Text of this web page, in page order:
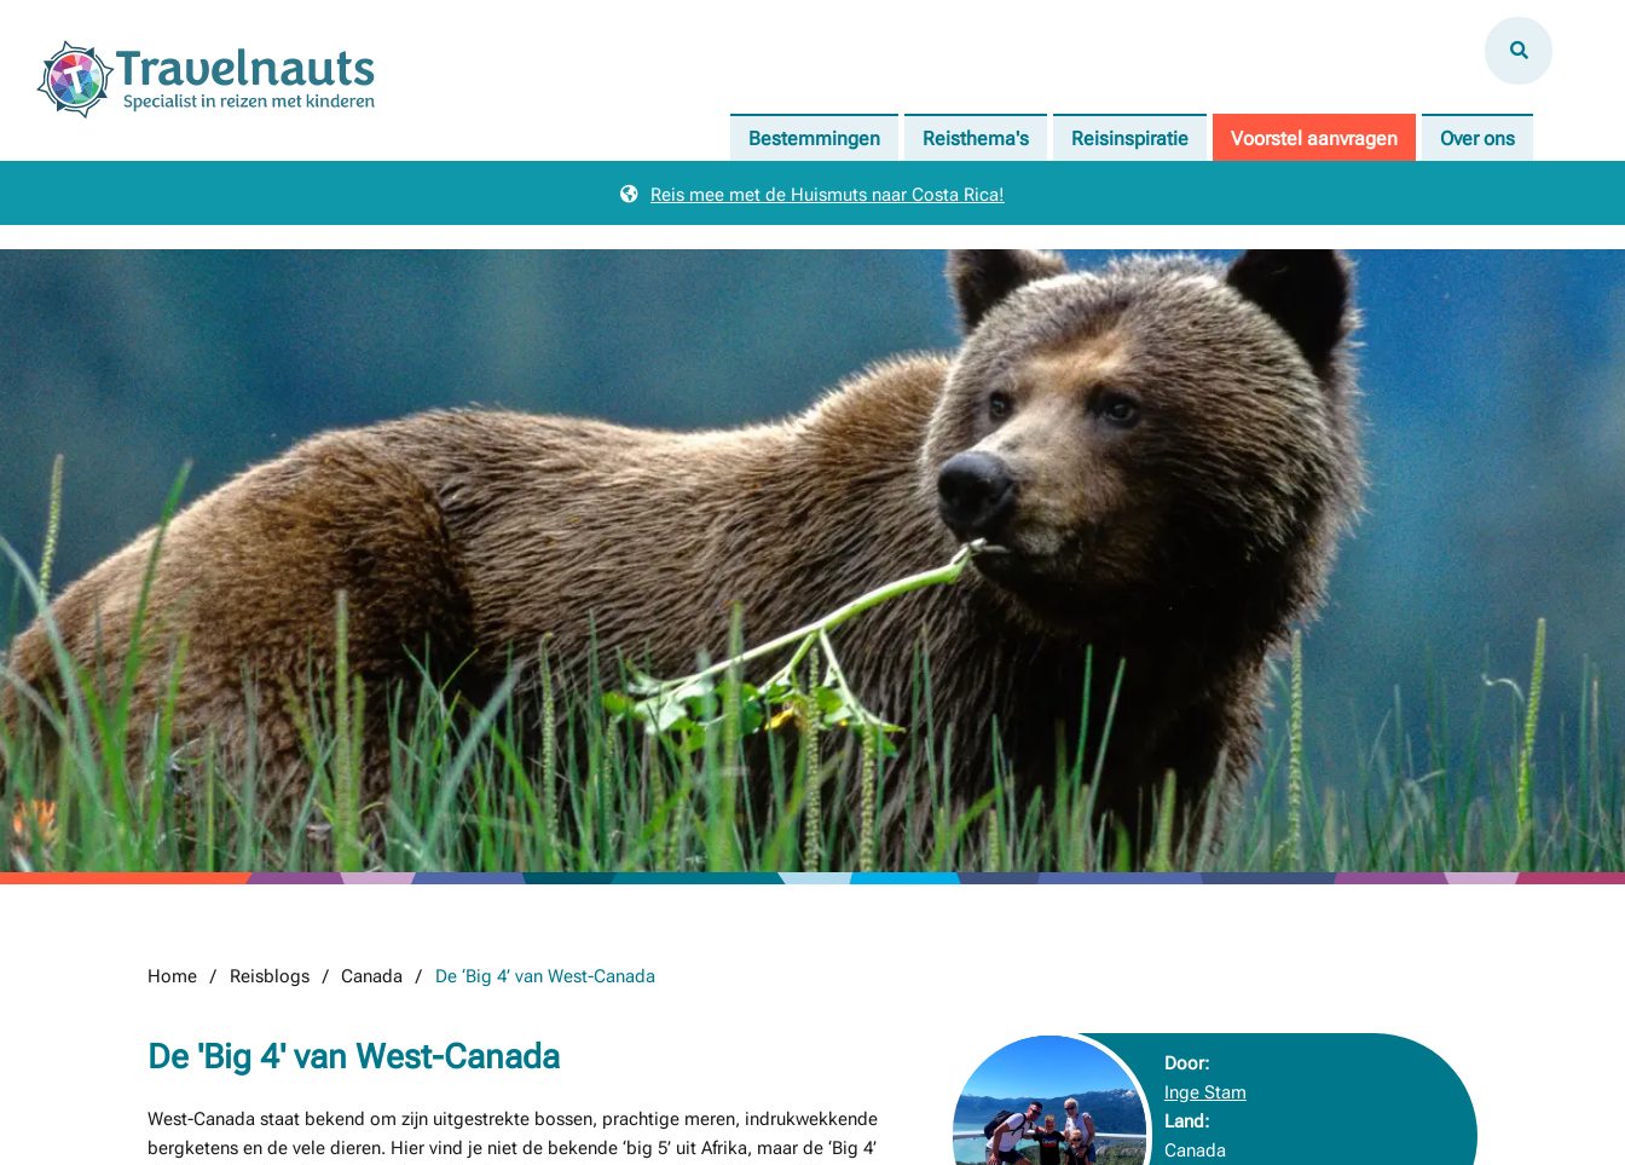
Bestemmingen Reisthema's Reisinspiratie Voorstel aanvragen Over ons
Reis mee met de Huismuts naar Costa Rica!
Home Reisblogs Canada De ‘Big 4’ van West-Canada
De 'Big 4' van West-Canada
West-Canada staat bekend om zijn uitgestrekte bossen, prachtige meren, indrukwekkende
bergketens en de vele dieren. Hier vind je niet de bekende ‘big 5’ uit Afrika, maar de ‘Big 4’
Door:
Inge Stam
Land:
Canada